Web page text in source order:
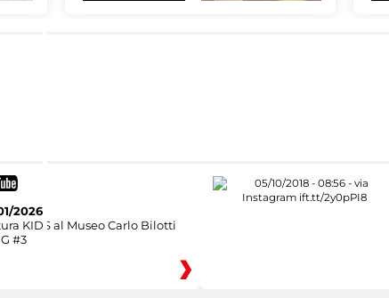
2026
KIDS al Museo Carlo Bilotti
#3